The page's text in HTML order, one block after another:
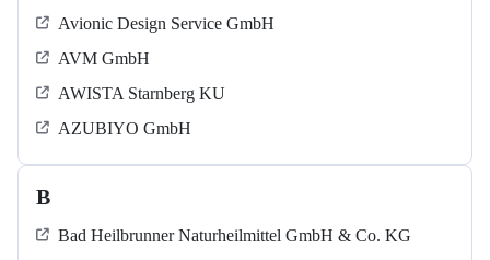
Avionic Design Service GmbH
AVM GmbH
AWISTA Starnberg KU
AZUBIYO GmbH
B
Bad Heilbrunner Naturheilmittel GmbH & Co. KG